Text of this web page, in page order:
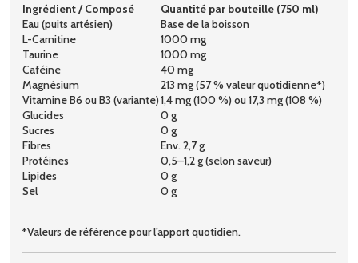
Ingrédient / Composé
Quantité par bouteille (750 ml)
Eau (puits artésien)
Base de la boisson
L-Carnitine
1000 mg
Taurine
1000 mg
Caféine
40 mg
Magnésium
213 mg (57 % valeur quotidienne*)
Vitamine B6 ou B3 (variante)1,4 mg (100 %) ou 17,3 mg (108 %)
Glucides
0 g
Sucres
0 g
Fibres
Env. 2,7 g
Protéines
0,5–1,2 g (selon saveur)
Lipides
0 g
Sel
0 g
*Valeurs de référence pour l’apport quotidien.